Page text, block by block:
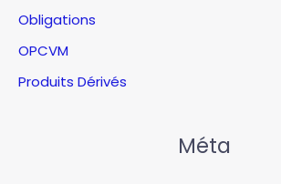
Obligations
OPCVM
Produits Dérivés
Méta